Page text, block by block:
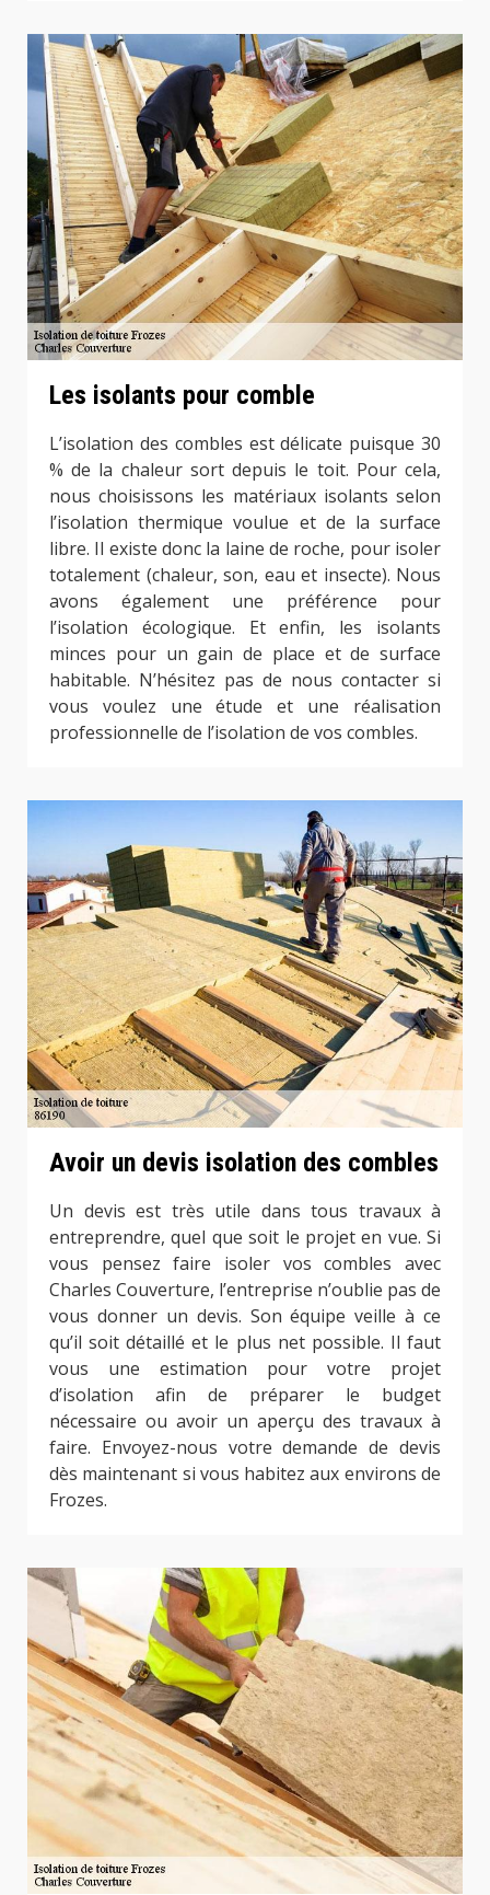
Les isolants pour comble
L’isolation des combles est délicate puisque 30
% de la chaleur sort depuis le toit. Pour cela,
nous choisissons les matériaux isolants selon
l’isolation thermique voulue et de la surface
libre. Il existe donc la laine de roche, pour isoler
totalement (chaleur, son, eau et insecte). Nous
avons également une préférence pour
l’isolation écologique. Et enfin, les isolants
minces pour un gain de place et de surface
habitable. N’hésitez pas de nous contacter si
vous voulez une étude et une réalisation
professionnelle de l’isolation de vos combles.
Avoir un devis isolation des combles
Un devis est très utile dans tous travaux à
entreprendre, quel que soit le projet en vue. Si
vous pensez faire isoler vos combles avec
Charles Couverture, l’entreprise n’oublie pas de
vous donner un devis. Son équipe veille à ce
qu’il soit détaillé et le plus net possible. Il faut
vous une estimation pour votre projet
d’isolation afin de préparer le budget
nécessaire ou avoir un aperçu des travaux à
faire. Envoyez-nous votre demande de devis
dès maintenant si vous habitez aux environs de
Frozes.